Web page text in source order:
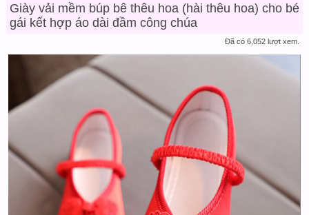
Giày vải mềm búp bê thêu hoa (hài thêu hoa) cho bé
gái kết hợp áo dài đầm công chúa
Đã có 6,052 lượt xem.